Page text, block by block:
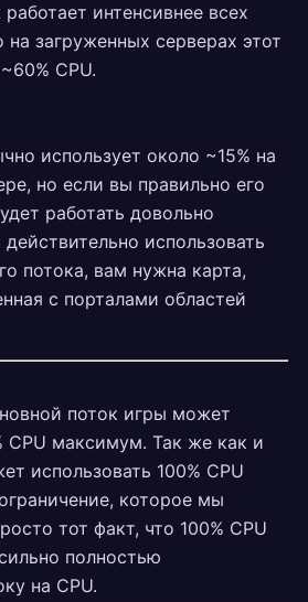
интенсивнее всех
загруженных серверах этот
CPU.
использует около ~15% на
но если вы правильно его
работать довольно
использовать
потока, вам нужна карта,
с порталами областей
поток игры может
CPU максимум. Так же как и
использовать 100% CPU
которое мы
тот факт, что 100% CPU
полностью
на CPU.